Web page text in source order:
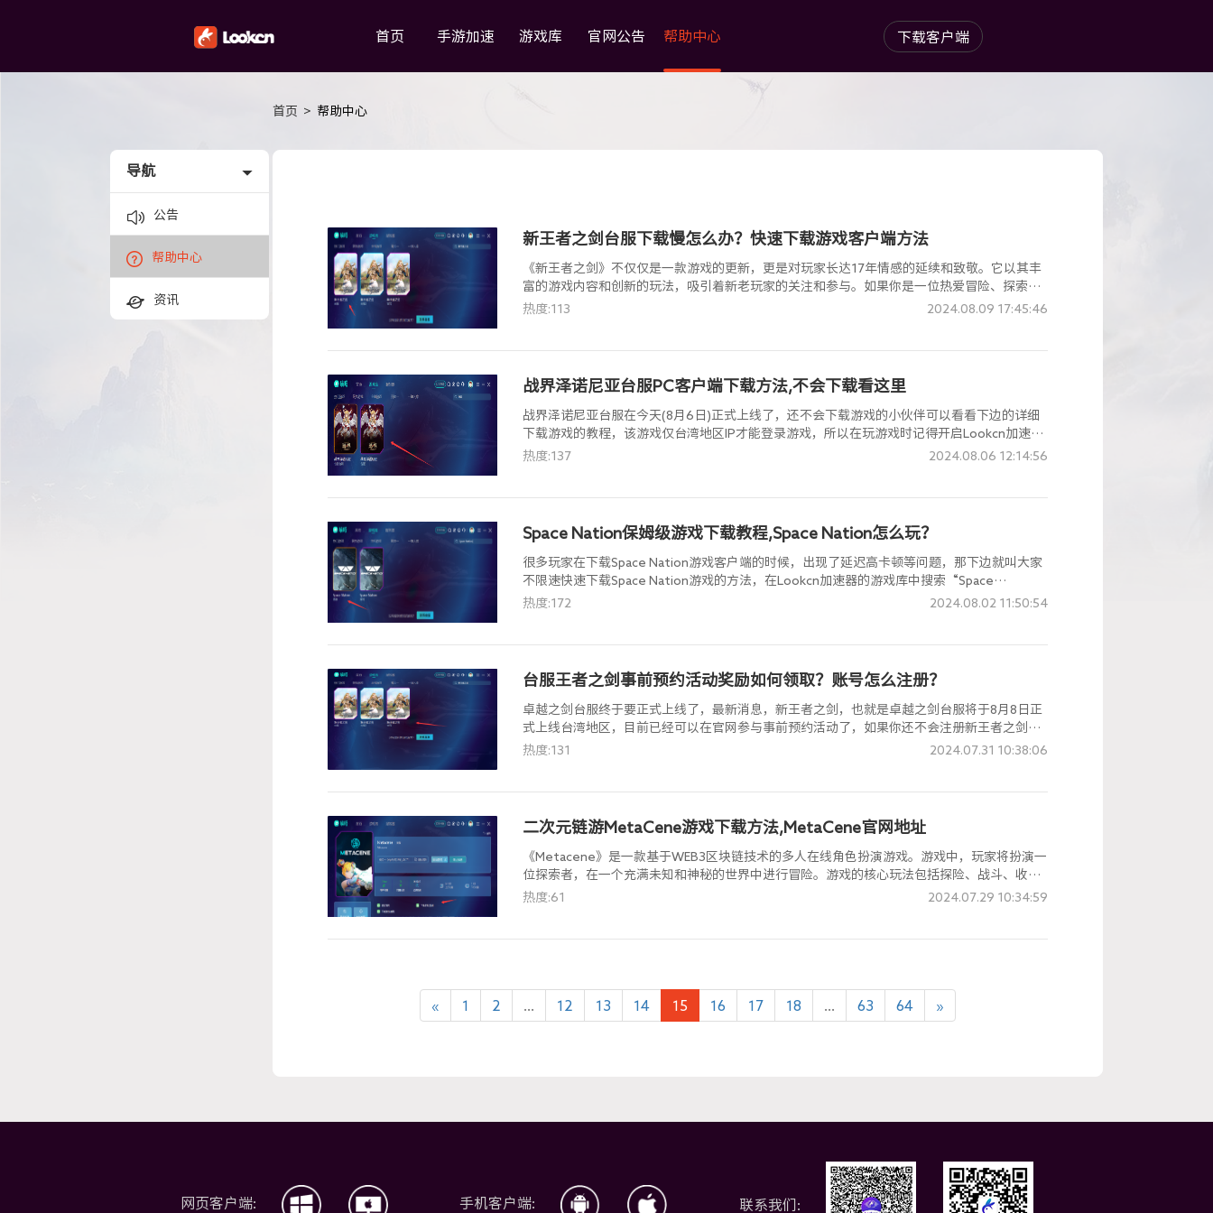
首页 手游加速 游戏库 官网公告 帮助中心 下载客户端
导航
公告
帮助中心
资讯
首页 > 帮助中心
新王者之剑台服下载慢怎么办？快速下载游戏客户端方法
《新王者之剑》不仅仅是一款游戏的更新，更是对玩家长达17年情感的延续和致敬。它以其丰
富的游戏内容和创新的玩法，吸引着新老玩家的关注和参与。如果你是一位热爱冒险、探索未
知的玩家，那么《新王者之剑》无疑是一个值得尝试的游戏选择。
热度:113 2024.08.09 17:45:46
战界泽诺尼亚台服PC客户端下载方法,不会下载看这里
战界泽诺尼亚台服在今天(8月6日)正式上线了，还不会下载游戏的小伙伴可以看看下边的详细
下载游戏的教程，该游戏仅台湾地区IP才能登录游戏，所以在玩游戏时记得开启Lookcn加速
器。
热度:137 2024.08.06 12:14:56
Space Nation保姆级游戏下载教程,Space Nation怎么玩？
很多玩家在下载Space Nation游戏客户端的时候，出现了延迟高卡顿等问题，那下边就叫大家
不限速快速下载Space Nation游戏的方法，在Lookcn加速器的游戏库中搜索“Space
Nation”找到港服并加速，然后就可以免费不限速的下载游戏啦！
热度:172 2024.08.02 11:50:54
台服王者之剑事前预约活动奖励如何领取？账号怎么注册？
卓越之剑台服终于要正式上线了，最新消息，新王者之剑，也就是卓越之剑台服将于8月8日正
式上线台湾地区，目前已经可以在官网参与事前预约活动了，如果你还不会注册新王者之剑台
服的账号或不知道参与台服事前预约活动的方法，那可以看看下边的详细教程吧！
热度:131 2024.07.31 10:38:06
二次元链游MetaCene游戏下载方法,MetaCene官网地址
《Metacene》是一款基于WEB3区块链技术的多人在线角色扮演游戏。游戏中，玩家将扮演一
位探索者，在一个充满未知和神秘的世界中进行冒险。游戏的核心玩法包括探险、战斗、收集
资源和建设自己的基础。
热度:61 2024.07.29 10:34:59
« 1 2 12 13 14 15 16 17 18 63 64 »
网页客户端: 手机客户端: 联系我们: